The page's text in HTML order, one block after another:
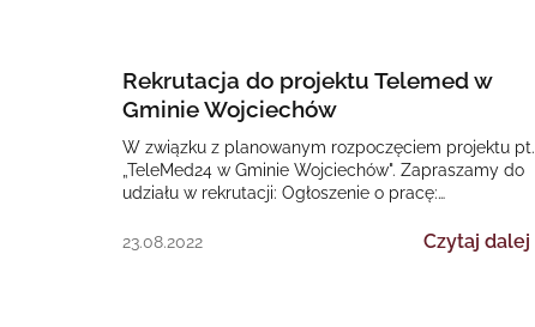
Rekrutacja do projektu Telemed w
Gminie Wojciechów
W związku z planowanym rozpoczęciem projektu pt.
„TeleMed24 w Gminie Wojciechów". Zapraszamy do
udziału w rekrutacji: Ogłoszenie o pracę:
Operacyjnego Województwa…
23.08.2022 Czytaj dalej